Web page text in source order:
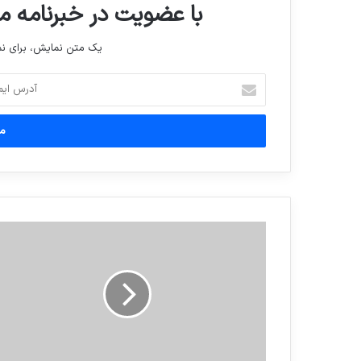
با عضویت در خبرنامه
یک متن نمایش،
آدرس
ایمیل
خود
وارد